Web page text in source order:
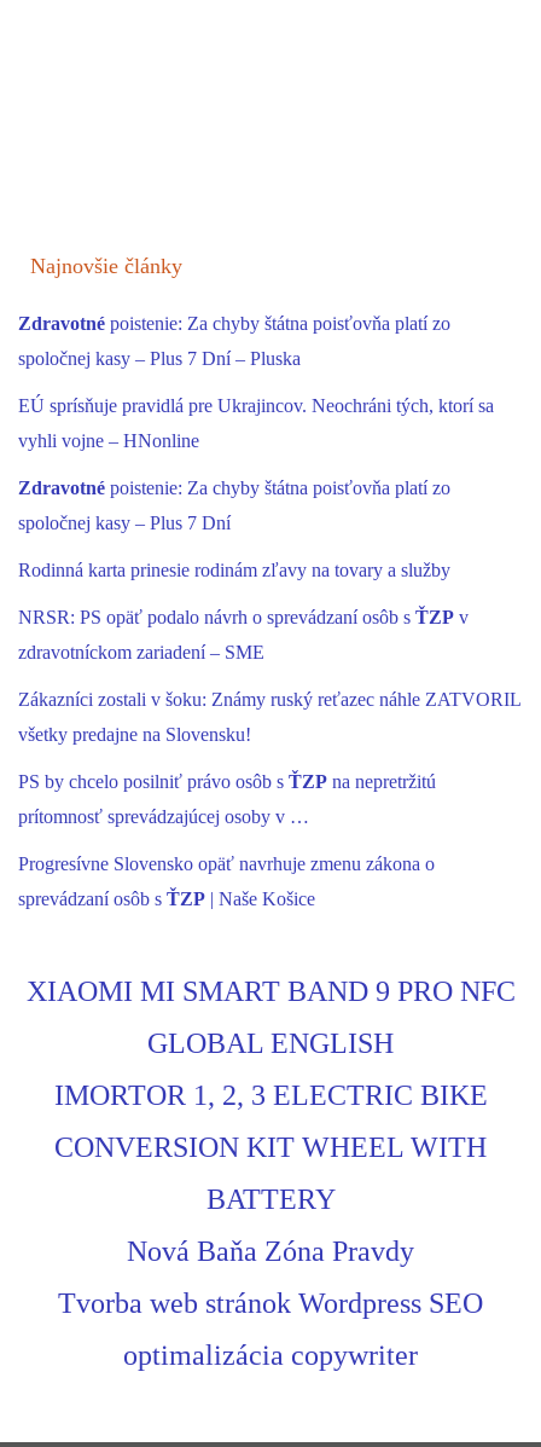
Najnovšie články
Zdravotné poistenie: Za chyby štátna poisťovňa platí zo
spoločnej kasy – Plus 7 Dní – Pluska
EÚ sprísňuje pravidlá pre Ukrajincov. Neochráni tých, ktorí sa
vyhli vojne – HNonline
Zdravotné poistenie: Za chyby štátna poisťovňa platí zo
spoločnej kasy – Plus 7 Dní
Rodinná karta prinesie rodinám zľavy na tovary a služby
NRSR: PS opäť podalo návrh o sprevádzaní osôb s ŤZP v
zdravotníckom zariadení – SME
Zákazníci zostali v šoku: Známy ruský reťazec náhle ZATVORIL
všetky predajne na Slovensku!
PS by chcelo posilniť právo osôb s ŤZP na nepretržitú
prítomnosť sprevádzajúcej osoby v …
Progresívne Slovensko opäť navrhuje zmenu zákona o
sprevádzaní osôb s ŤZP | Naše Košice
XIAOMI MI SMART BAND 9 PRO NFC
GLOBAL ENGLISH
IMORTOR 1, 2, 3 ELECTRIC BIKE
CONVERSION KIT WHEEL WITH
BATTERY
Nová Baňa Zóna Pravdy
Tvorba web stránok Wordpress SEO
optimalizácia copywriter